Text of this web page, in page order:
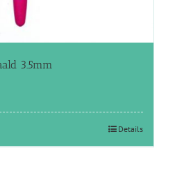
3.5mm
Details